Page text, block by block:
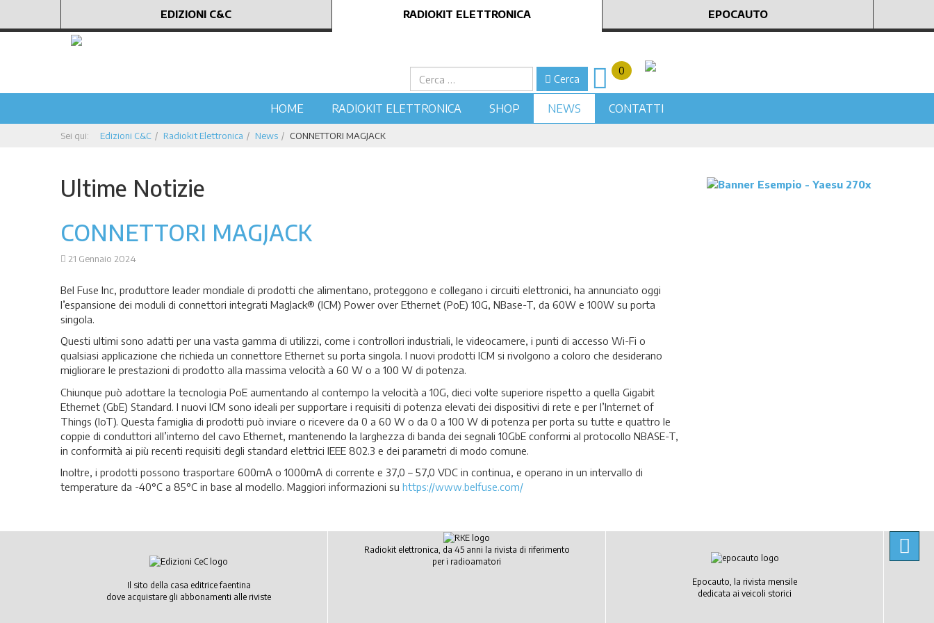
EDIZIONI C&C RADIOKIT ELETTRONICA EPOCAUTO
Cerca Cerca
0
HOME RADIOKIT ELETTRONICA SHOP NEWS CONTATTI
Sei qui: Edizioni C&C Radiokit Elettronica News CONNETTORI MAGJACK
Ultime Notizie
CONNETTORI MAGJACK
21 Gennaio 2024
Bel Fuse Inc, produttore leader mondiale di prodotti che alimentano, proteggono e collegano i circuiti elettronici, ha annunciato oggi
l’espansione dei moduli di connettori integrati MagJack® (ICM) Power over Ethernet (PoE) 10G, NBase-T, da 60W e 100W su porta
singola.
Questi ultimi sono adatti per una vasta gamma di utilizzi, come i controllori industriali, le videocamere, i punti di accesso Wi-Fi o
qualsiasi applicazione che richieda un connettore Ethernet su porta singola. I nuovi prodotti ICM si rivolgono a coloro che desiderano
migliorare le prestazioni di prodotto alla massima velocità a 60 W o a 100 W di potenza.
Chiunque può adottare la tecnologia PoE aumentando al contempo la velocità a 10G, dieci volte superiore rispetto a quella Gigabit
Ethernet (GbE) Standard. I nuovi ICM sono ideali per supportare i requisiti di potenza elevati dei dispositivi di rete e per l’Internet of
Things (IoT). Questa famiglia di prodotti può inviare o ricevere da 0 a 60 W o da 0 a 100 W di potenza per porta su tutte e quattro le
coppie di conduttori all’interno del cavo Ethernet, mantenendo la larghezza di banda dei segnali 10GbE conformi al protocollo NBASE-T,
in conformità ai più recenti requisiti degli standard elettrici IEEE 802.3 e dei parametri di modo comune.
Inoltre, i prodotti possono trasportare 600mA o 1000mA di corrente e 37,0 – 57,0 VDC in continua, e operano in un intervallo di
temperature da -40°C a 85°C in base al modello. Maggiori informazioni su https://www.belfuse.com/
Il sito della casa editrice faentina
dove acquistare gli abbonamenti alle riviste
Radiokit elettronica, da 45 anni la rivista di riferimento
per i radioamatori
Epocauto, la rivista mensile
dedicata ai veicoli storici